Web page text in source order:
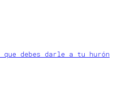
que debes darle a tu hurón